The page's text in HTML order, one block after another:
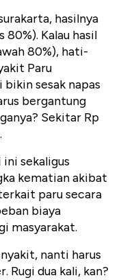
hasilnya
80%). Kalau hasil
80%), hati-
Paru
sesak napas
bergantung
Sekitar Rp
sekaligus
kematian akibat
paru secara
biaya
masyarakat.
nanti harus
Rugi dua kali, kan?